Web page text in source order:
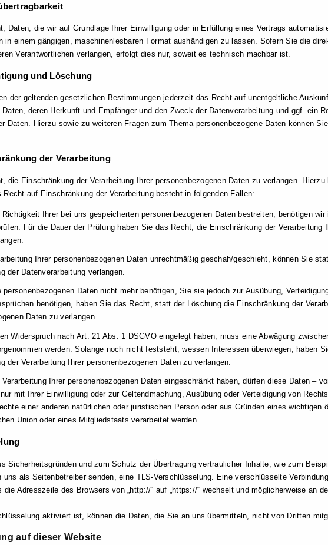
Daten, die wir auf Grundlage Ihrer Einwilligung oder in Erfüllung eines Vertrags
in einem gängigen, maschinenlesbaren Format aushändigen zu lassen. Sofern Sie die
Verantwortlichen verlangen, erfolgt dies nur, soweit es technisch machbar ist.
und Löschung
der geltenden gesetzlichen Bestimmungen jederzeit das Recht auf unentgeltliche
Daten, deren Herkunft und Empfänger und den Zweck der Datenverarbeitung und ggf. ein
Daten. Hierzu sowie zu weiteren Fragen zum Thema personenbezogene Daten können
der Verarbeitung
die Einschränkung der Verarbeitung Ihrer personenbezogenen Daten zu verlangen.
Recht auf Einschränkung der Verarbeitung besteht in folgenden Fällen:
Ihrer bei uns gespeicherten personenbezogenen Daten bestreiten, benötigen wir
Für die Dauer der Prüfung haben Sie das Recht, die Einschränkung der Verarbeitung
Ihrer personenbezogenen Daten unrechtmäßig geschah/geschieht, können Sie
der Datenverarbeitung verlangen.
personenbezogenen Daten nicht mehr benötigen, Sie sie jedoch zur Ausübung,
benötigen, haben Sie das Recht, statt der Löschung die Einschränkung der
Daten zu verlangen.
Widerspruch nach Art. 21 Abs. 1 DSGVO eingelegt haben, muss eine Abwägung
werden. Solange noch nicht feststeht, wessen Interessen überwiegen, haben
der Verarbeitung Ihrer personenbezogenen Daten zu verlangen.
Ihrer personenbezogenen Daten eingeschränkt haben, dürfen diese Daten –
mit Ihrer Einwilligung oder zur Geltendmachung, Ausübung oder Verteidigung von
einer anderen natürlichen oder juristischen Person oder aus Gründen eines wichtigen
Union oder eines Mitgliedstaats verarbeitet werden.
Sicherheitsgründen und zum Schutz der Übertragung vertraulicher Inhalte, wie zum
uns als Seitenbetreiber senden, eine TLS-Verschlüsselung. Eine verschlüsselte
die Adresszeile des Browsers von „http://“ auf „https://“ wechselt und möglicherweise an
aktiviert ist, können die Daten, die Sie an uns übermitteln, nicht von Dritten
auf dieser Website